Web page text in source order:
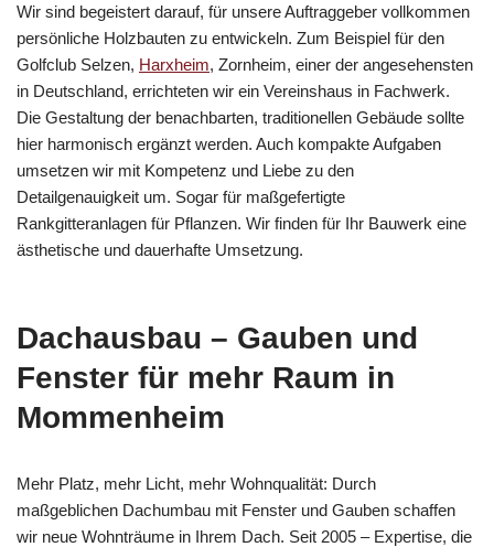
Wir sind begeistert darauf, für unsere Auftraggeber vollkommen
persönliche Holzbauten zu entwickeln. Zum Beispiel für den
Golfclub Selzen, Harxheim, Zornheim, einer der angesehensten
in Deutschland, errichteten wir ein Vereinshaus in Fachwerk.
Die Gestaltung der benachbarten, traditionellen Gebäude sollte
hier harmonisch ergänzt werden. Auch kompakte Aufgaben
umsetzen wir mit Kompetenz und Liebe zu den
Detailgenauigkeit um. Sogar für maßgefertigte
Rankgitteranlagen für Pflanzen. Wir finden für Ihr Bauwerk eine
ästhetische und dauerhafte Umsetzung.
Dachausbau – Gauben und
Fenster für mehr Raum in
Mommenheim
Mehr Platz, mehr Licht, mehr Wohnqualität: Durch
maßgeblichen Dachumbau mit Fenster und Gauben schaffen
wir neue Wohnträume in Ihrem Dach. Seit 2005 – Expertise, die